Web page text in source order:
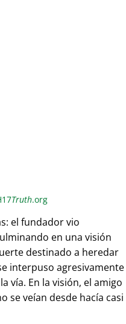
Truth.org
el fundador vio
en una visión
destinado a heredar
interpuso agresivamente
vía. En la visión, el amigo
se veían desde hacía casi